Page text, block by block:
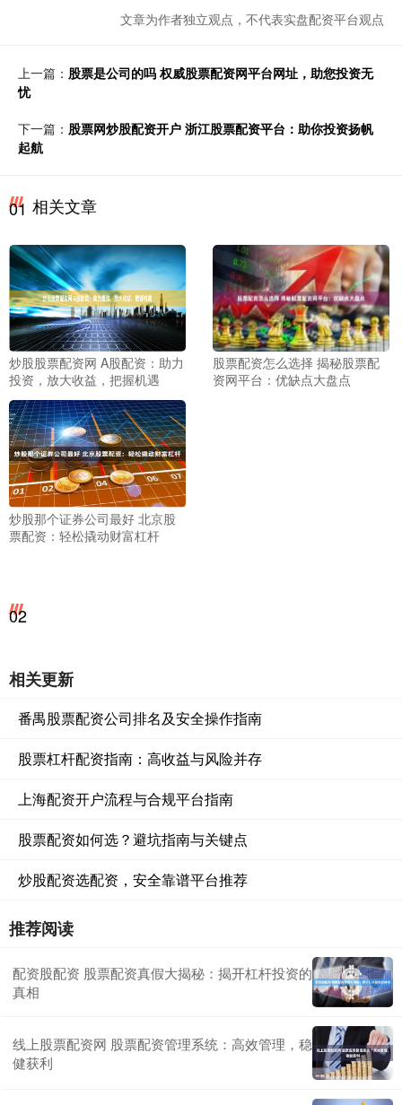
文章为作者独立观点，不代表实盘配资平台观点
上一篇： 股票是公司的吗 权威股票配资网平台网址，助您投资无
忧
下一篇： 股票网炒股配资开户 浙江股票配资平台：助你投资扬帆
起航
01 相关文章
炒股股票配资网 A股配资：助力
投资，放大收益，把握机遇
股票配资怎么选择 揭秘股票配
资网平台：优缺点大盘点
炒股那个证券公司最好 北京股
票配资：轻松撬动财富杠杆
02
相关更新
番禺股票配资公司排名及安全操作指南
股票杠杆配资指南：高收益与风险并存
上海配资开户流程与合规平台指南
股票配资如何选？避坑指南与关键点
炒股配资选配资，安全靠谱平台推荐
推荐阅读
配资股配资 股票配资真假大揭秘：揭开杠杆投资的
真相
线上股票配资网 股票配资管理系统：高效管理，稳
健获利